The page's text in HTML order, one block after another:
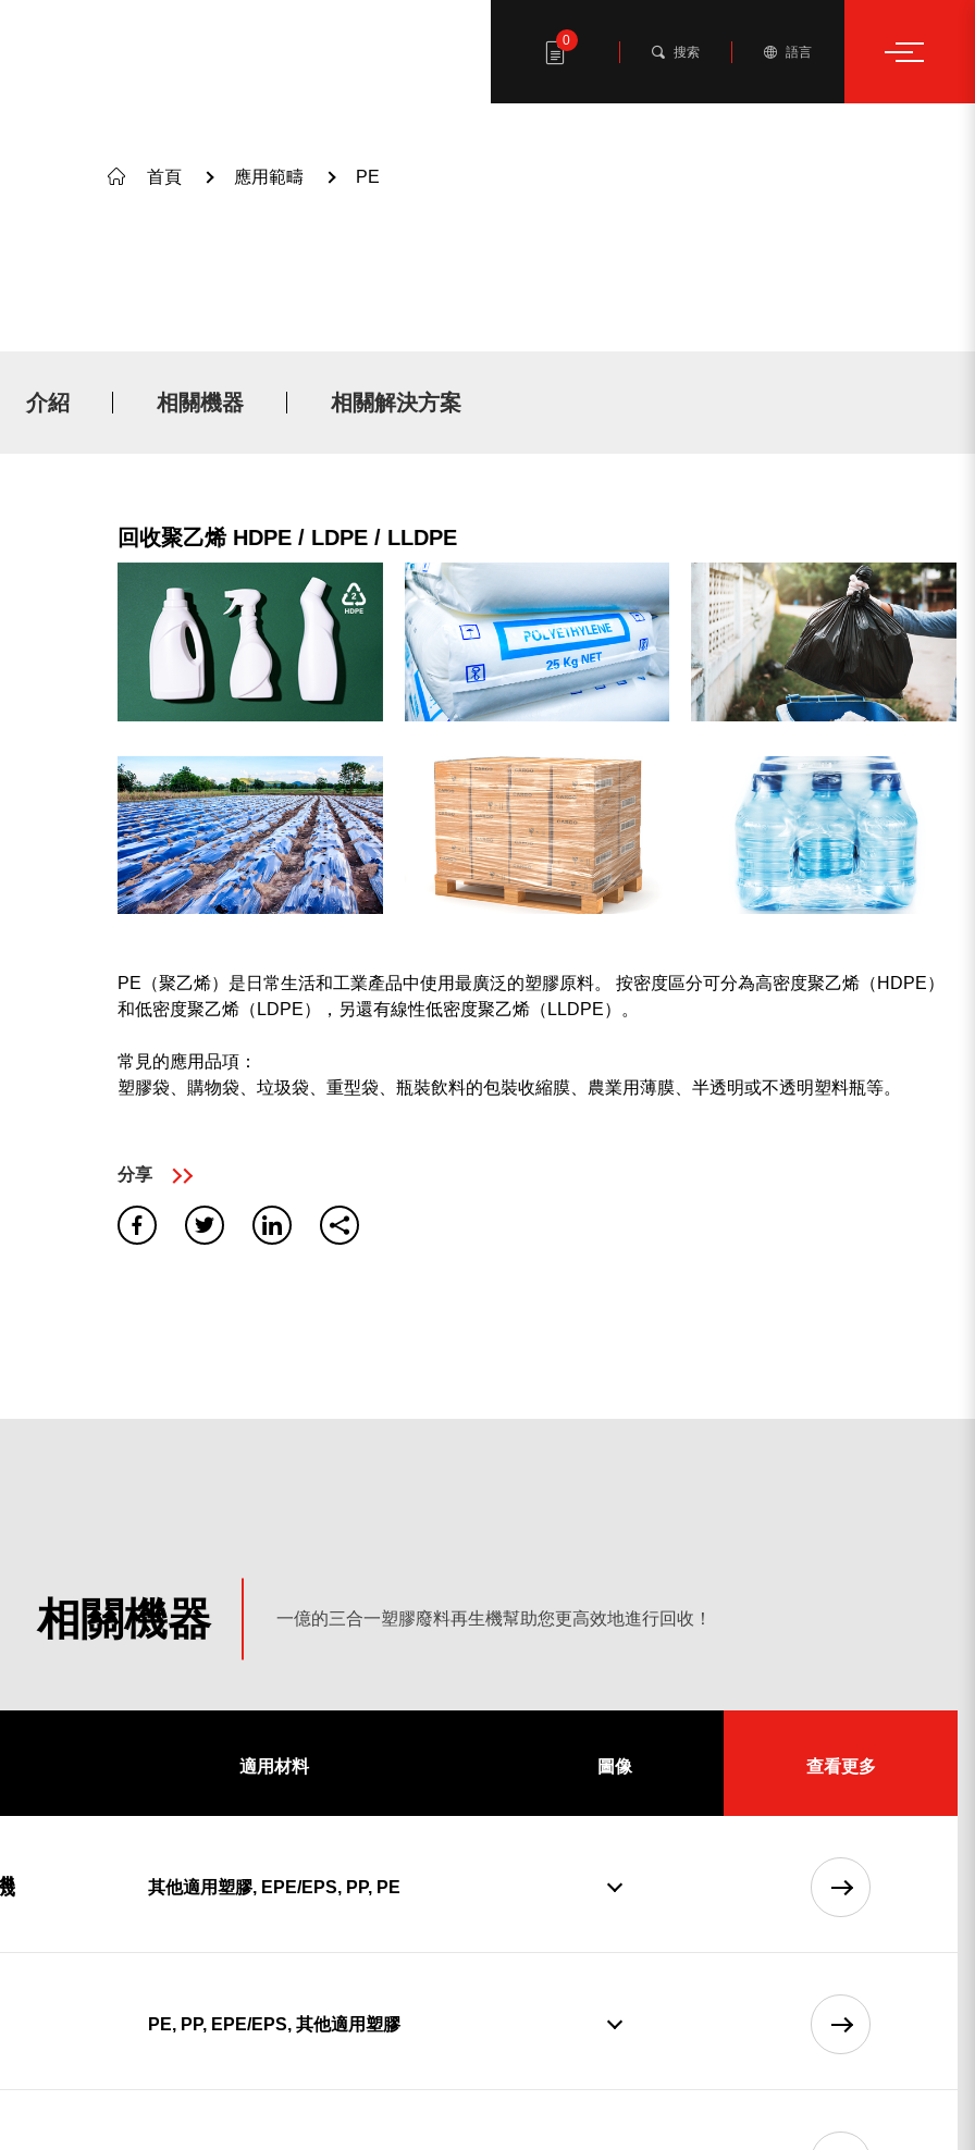
0
搜索 語言
搜尋結果
首頁 應用範疇 PE
介紹 相關機器 相關解決方案
回收聚乙烯 HDPE / LDPE / LLDPE
PE（聚乙烯）是日常生活和工業產品中使用最廣泛的塑膠原料。 按密度區分可分為高密度聚乙烯（HDPE）
和低密度聚乙烯（LDPE），另還有線性低密度聚乙烯（LLDPE）。
常見的應用品項：
塑膠袋、購物袋、垃圾袋、重型袋、瓶裝飲料的包裝收縮膜、農業用薄膜、半透明或不透明塑料瓶等。
分享
相關機器 一億的三合一塑膠廢料再生機幫助您更高效地進行回收！
適用材料 圖像 查看更多
其他適用塑膠, EPE/EPS, PP, PE
PE, PP, EPE/EPS, 其他適用塑膠